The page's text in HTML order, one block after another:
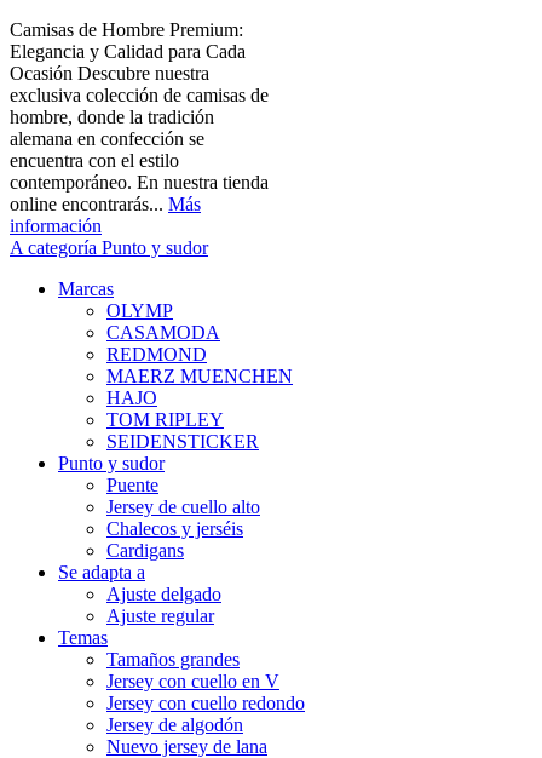
Camisas de Hombre Premium:
Elegancia y Calidad para Cada
Ocasión Descubre nuestra
exclusiva colección de camisas de
hombre, donde la tradición
alemana en confección se
encuentra con el estilo
contemporáneo. En nuestra tienda
online encontrarás... Más
información
A categoría Punto y sudor
Marcas
OLYMP
CASAMODA
REDMOND
MAERZ MUENCHEN
HAJO
TOM RIPLEY
SEIDENSTICKER
Punto y sudor
Puente
Jersey de cuello alto
Chalecos y jerséis
Cardigans
Se adapta a
Ajuste delgado
Ajuste regular
Temas
Tamaños grandes
Jersey con cuello en V
Jersey con cuello redondo
Jersey de algodón
Nuevo jersey de lana